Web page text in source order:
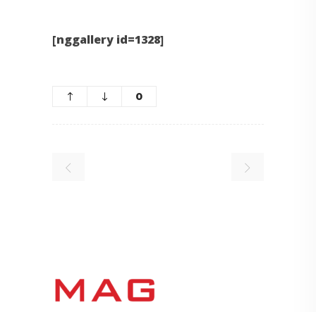
[nggallery id=1328]
0